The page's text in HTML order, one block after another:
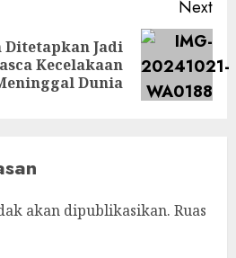
Next
Jadi
Kecelakaan
Dunia
akan dipublikasikan. Ruas